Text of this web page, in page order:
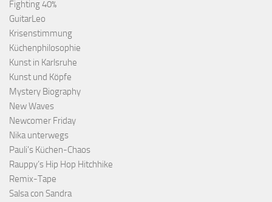
Fighting 40%
GuitarLeo
Krisenstimmung
Küchenphilosophie
Kunst in Karlsruhe
Kunst und Köpfe
Mystery Biography
New Waves
Newcomer Friday
Nika unterwegs
Pauli's Küchen-Chaos
Rauppy’s Hip Hop Hitchhike
Remix-Tape
Salsa con Sandra